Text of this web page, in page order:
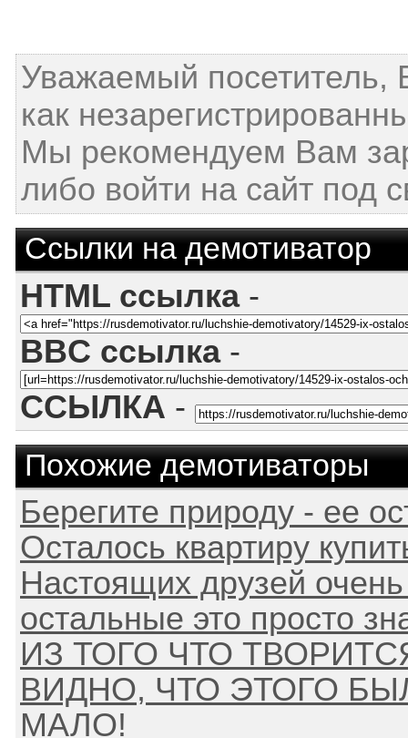
Уважаемый посетитель,
как
Мы рекомендуем Вам
либо войти на сайт под
Ссылки на демотиватор
HTML ссылка-
BBC ссылка-
ССЫЛКА -
Похожие демотиваторы
Берегите природу - ее
Осталось квартиру
Настоящих друзей
остальные это просто
ИЗ ТОГО ЧТО
ВИДНО, ЧТО ЭТОГО
МАЛО!